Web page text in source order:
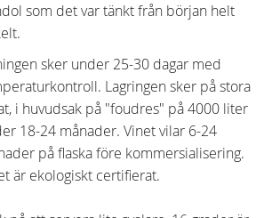
som det var tänkt från början helt
sker under 25-30 dagar med
Lagringen sker på stora
i huvudsak på "foudres" på 4000 liter
18-24 månader. Vinet vilar 6-24
på flaska före kommersialisering.
är ekologiskt certifierat.